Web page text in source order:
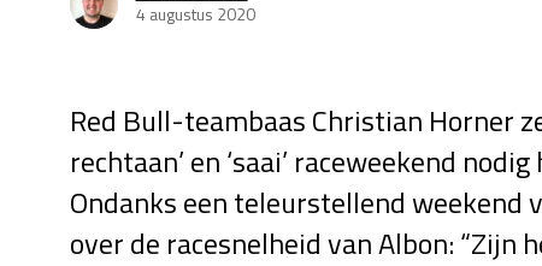
4 augustus 2020
Red Bull-teambaas Christian Horner
rechtaan’ en ‘saai’ raceweekend
Ondanks een teleurstellend weekend
over de racesnelheid van Albon: “Zijn